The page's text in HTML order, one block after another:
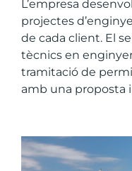
L’empresa
projectes
de cada client. El
tècnics en
tramitació de
amb una proposta